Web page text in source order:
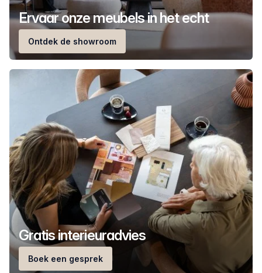
Ervaar onze meubels in het echt
Ontdek de showroom
Gratis interieuradvies
Boek een gesprek